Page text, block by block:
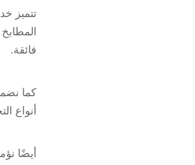
تتميز
فائقة.
كما
أنواع
أيضًا